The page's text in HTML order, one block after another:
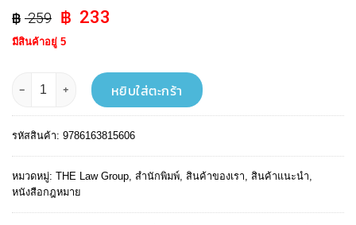
259 Original
price
was:
฿ 259.
233
฿ 233.
มีสินค้าอยู่ 5
จำนวน รวมกฎหมายที่ดิน และ พ.ร.บ. ภาษีที่ดินและสิ่งปลูกสร้าง พร้อมหัวข้อ
หยิบใส่ตะกร้า
รหัสสินค้า: 9786163815606
หมวดหมู่: THE Law Group สำนักพิมพ์ สินค้าของเรา สินค้าแนะนำ
หนังสือกฎหมาย